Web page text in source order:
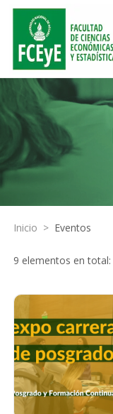
Inicio > Eventos
9 elementos en total: